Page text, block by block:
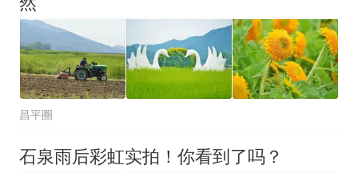
昌平圈
石泉雨后彩虹实拍！你看到了吗？